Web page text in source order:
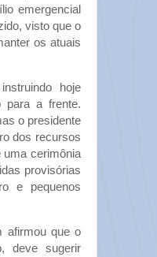
emergencial
visto que o
os atuais
hoje
para a frente.
o presidente
dos recursos
uma cerimônia
provisórias
e pequenos
afirmou que o
deve sugerir